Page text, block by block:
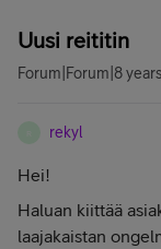
Uusi reititin
Forum|Forum|8
rekyl
Hei!
Haluan kiittää
laajakaistan